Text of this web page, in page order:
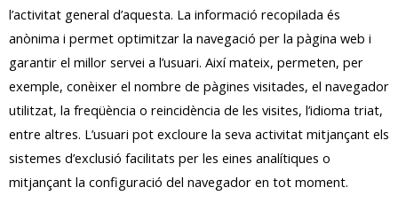
l’activitat general d’aquesta. La informació recopilada és
anònima i permet optimitzar la navegació per la pàgina web i
garantir el millor servei a l’usuari. Així mateix, permeten, per
exemple, conèixer el nombre de pàgines visitades, el navegador
utilitzat, la freqüència o reincidència de les visites, l’idioma triat,
entre altres. L’usuari pot excloure la seva activitat mitjançant els
sistemes d’exclusió facilitats per les eines analítiques o
mitjançant la configuració del navegador en tot moment.